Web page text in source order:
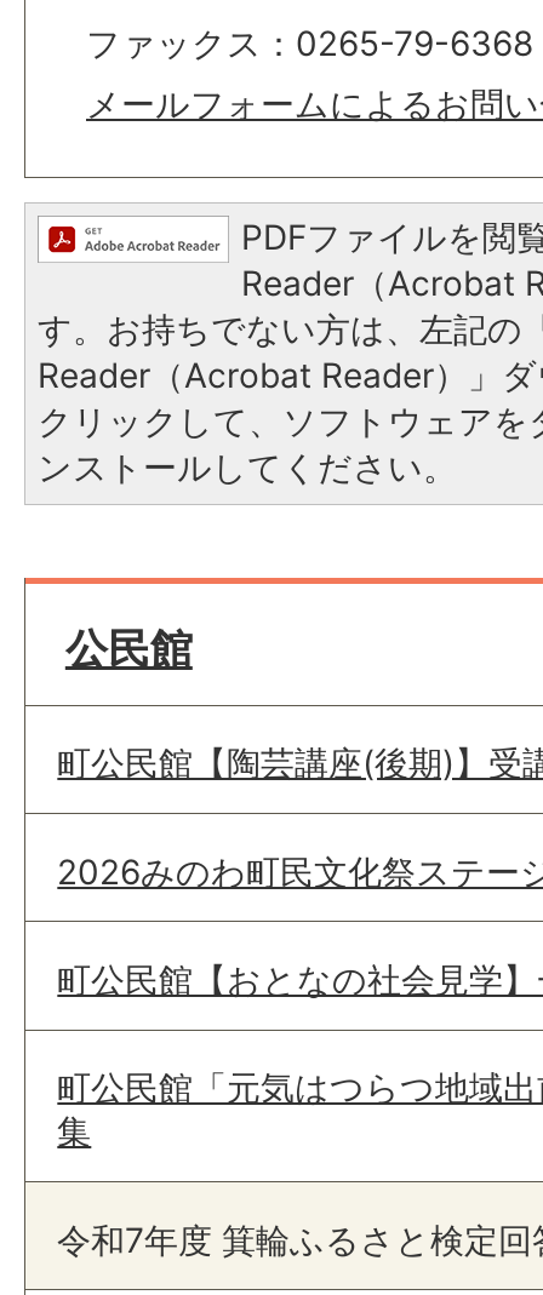
ファックス：0265-79-6368
メールフォームによるお問
PDFファイルを閲
Reader（Acrobat
す。お持ちでない方は、左記の
Reader（Acrobat Reader）」
クリックして、ソフトウェア
ンストールしてください。
公民館
町公民館【陶芸講座(後期)】受
2026みのわ町民文化祭ステー
町公民館【おとなの社会見学
町公民館「元気はつらつ地域
集
令和7年度 箕輪ふるさと検定回